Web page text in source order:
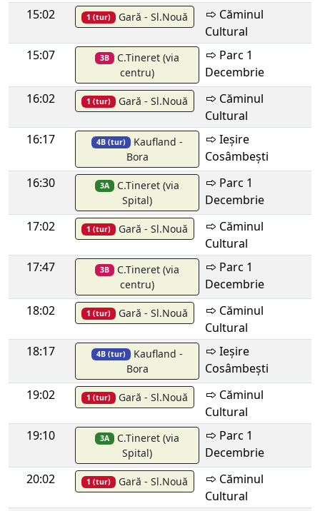
15:02
1 (tur) Gară - Sl.Nouă
Căminul
Cultural
15:07
3B C.Tineret (via
centru)
Parc 1
Decembrie
16:02
1 (tur) Gară - Sl.Nouă
Căminul
Cultural
16:17
4B (tur) Kaufland -
Bora
Ieșire
Cosâmbești
16:30
3A C.Tineret (via
Spital)
Parc 1
Decembrie
17:02
1 (tur) Gară - Sl.Nouă
Căminul
Cultural
17:47
3B C.Tineret (via
centru)
Parc 1
Decembrie
18:02
1 (tur) Gară - Sl.Nouă
Căminul
Cultural
18:17
4B (tur) Kaufland -
Bora
Ieșire
Cosâmbești
19:02
1 (tur) Gară - Sl.Nouă
Căminul
Cultural
19:10
3A C.Tineret (via
Spital)
Parc 1
Decembrie
20:02
1 (tur) Gară - Sl.Nouă
Căminul
Cultural